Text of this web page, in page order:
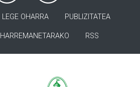
LEGE OHARRA PUBLIZITATEA
HARREMANETARAKO RSS